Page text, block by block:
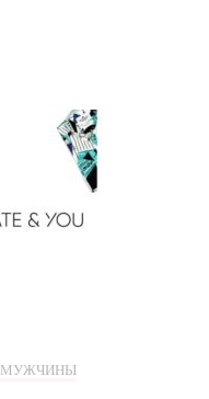
МУЖЧИНЫ